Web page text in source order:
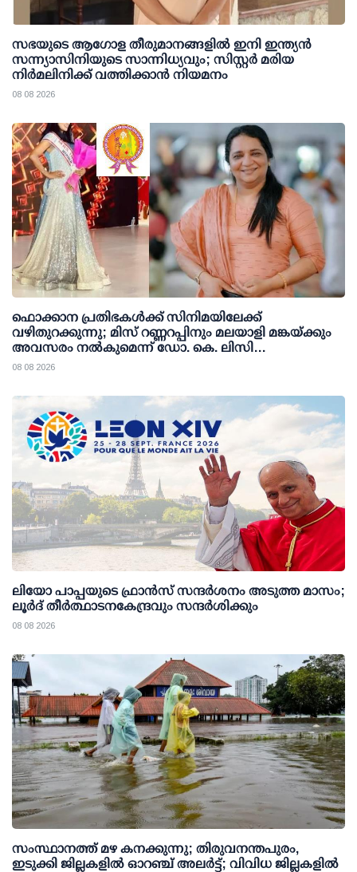
സഭയുടെ ആഗോള തീരുമാനങ്ങളിൽ ഇനി ഇന്ത്യൻ
സന്ന്യാസിനിയുടെ സാന്നിധ്യവും; സിസ്റ്റർ മരിയ
നിർമലിനിക്ക് വത്തിക്കാൻ നിയമനം
08 08 2026
ഫൊക്കാന പ്രതിഭകള്‍ക്ക് സിനിമയിലേക്ക്
വഴിതുറക്കുന്നു; മിസ് റണ്ണറപ്പിനും മലയാളി മങ്കയ്ക്കും
അവസരം നല്‍കുമെന്ന് ഡോ. കെ. ലിസി
ഫെര്‍ണാണ്ടസ്
08 08 2026
ലിയോ പാപ്പയുടെ ഫ്രാൻസ് സന്ദർശനം അടുത്ത മാസം;
ലൂർദ് തീർത്ഥാടനകേന്ദ്രവും സന്ദർശിക്കും
08 08 2026
സംസ്ഥാനത്ത് മഴ കനക്കുന്നു; തിരുവനന്തപുരം,
ഇടുക്കി ജില്ലകളിൽ ഓറഞ്ച് അലർട്ട്; വിവിധ ജില്ലകളിൽ